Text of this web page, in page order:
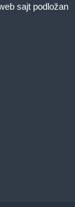
sajt podložan